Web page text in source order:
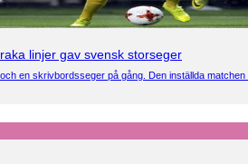
linjer gav svensk storseger
en skrivbordsseger på gång. Den inställda